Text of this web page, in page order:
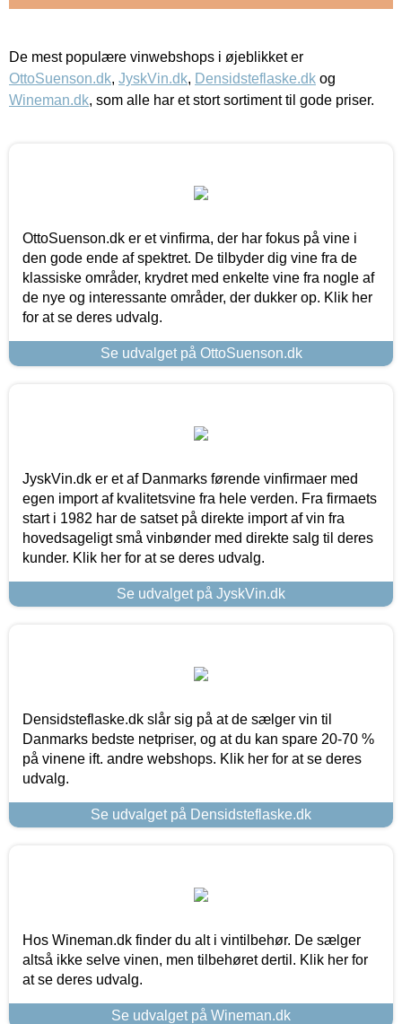
De mest populære vinwebshops i øjeblikket er
OttoSuenson.dk, JyskVin.dk, Densidsteflaske.dk og
Wineman.dk, som alle har et stort sortiment til gode priser.
OttoSuenson.dk er et vinfirma, der har fokus på vine i
den gode ende af spektret. De tilbyder dig vine fra de
klassiske områder, krydret med enkelte vine fra nogle af
de nye og interessante områder, der dukker op. Klik her
for at se deres udvalg.
Se udvalget på OttoSuenson.dk
JyskVin.dk er et af Danmarks førende vinfirmaer med
egen import af kvalitetsvine fra hele verden. Fra firmaets
start i 1982 har de satset på direkte import af vin fra
hovedsageligt små vinbønder med direkte salg til deres
kunder. Klik her for at se deres udvalg.
Se udvalget på JyskVin.dk
Densidsteflaske.dk slår sig på at de sælger vin til
Danmarks bedste netpriser, og at du kan spare 20-70 %
på vinene ift. andre webshops. Klik her for at se deres
udvalg.
Se udvalget på Densidsteflaske.dk
Hos Wineman.dk finder du alt i vintilbehør. De sælger
altså ikke selve vinen, men tilbehøret dertil. Klik her for
at se deres udvalg.
Se udvalget på Wineman.dk